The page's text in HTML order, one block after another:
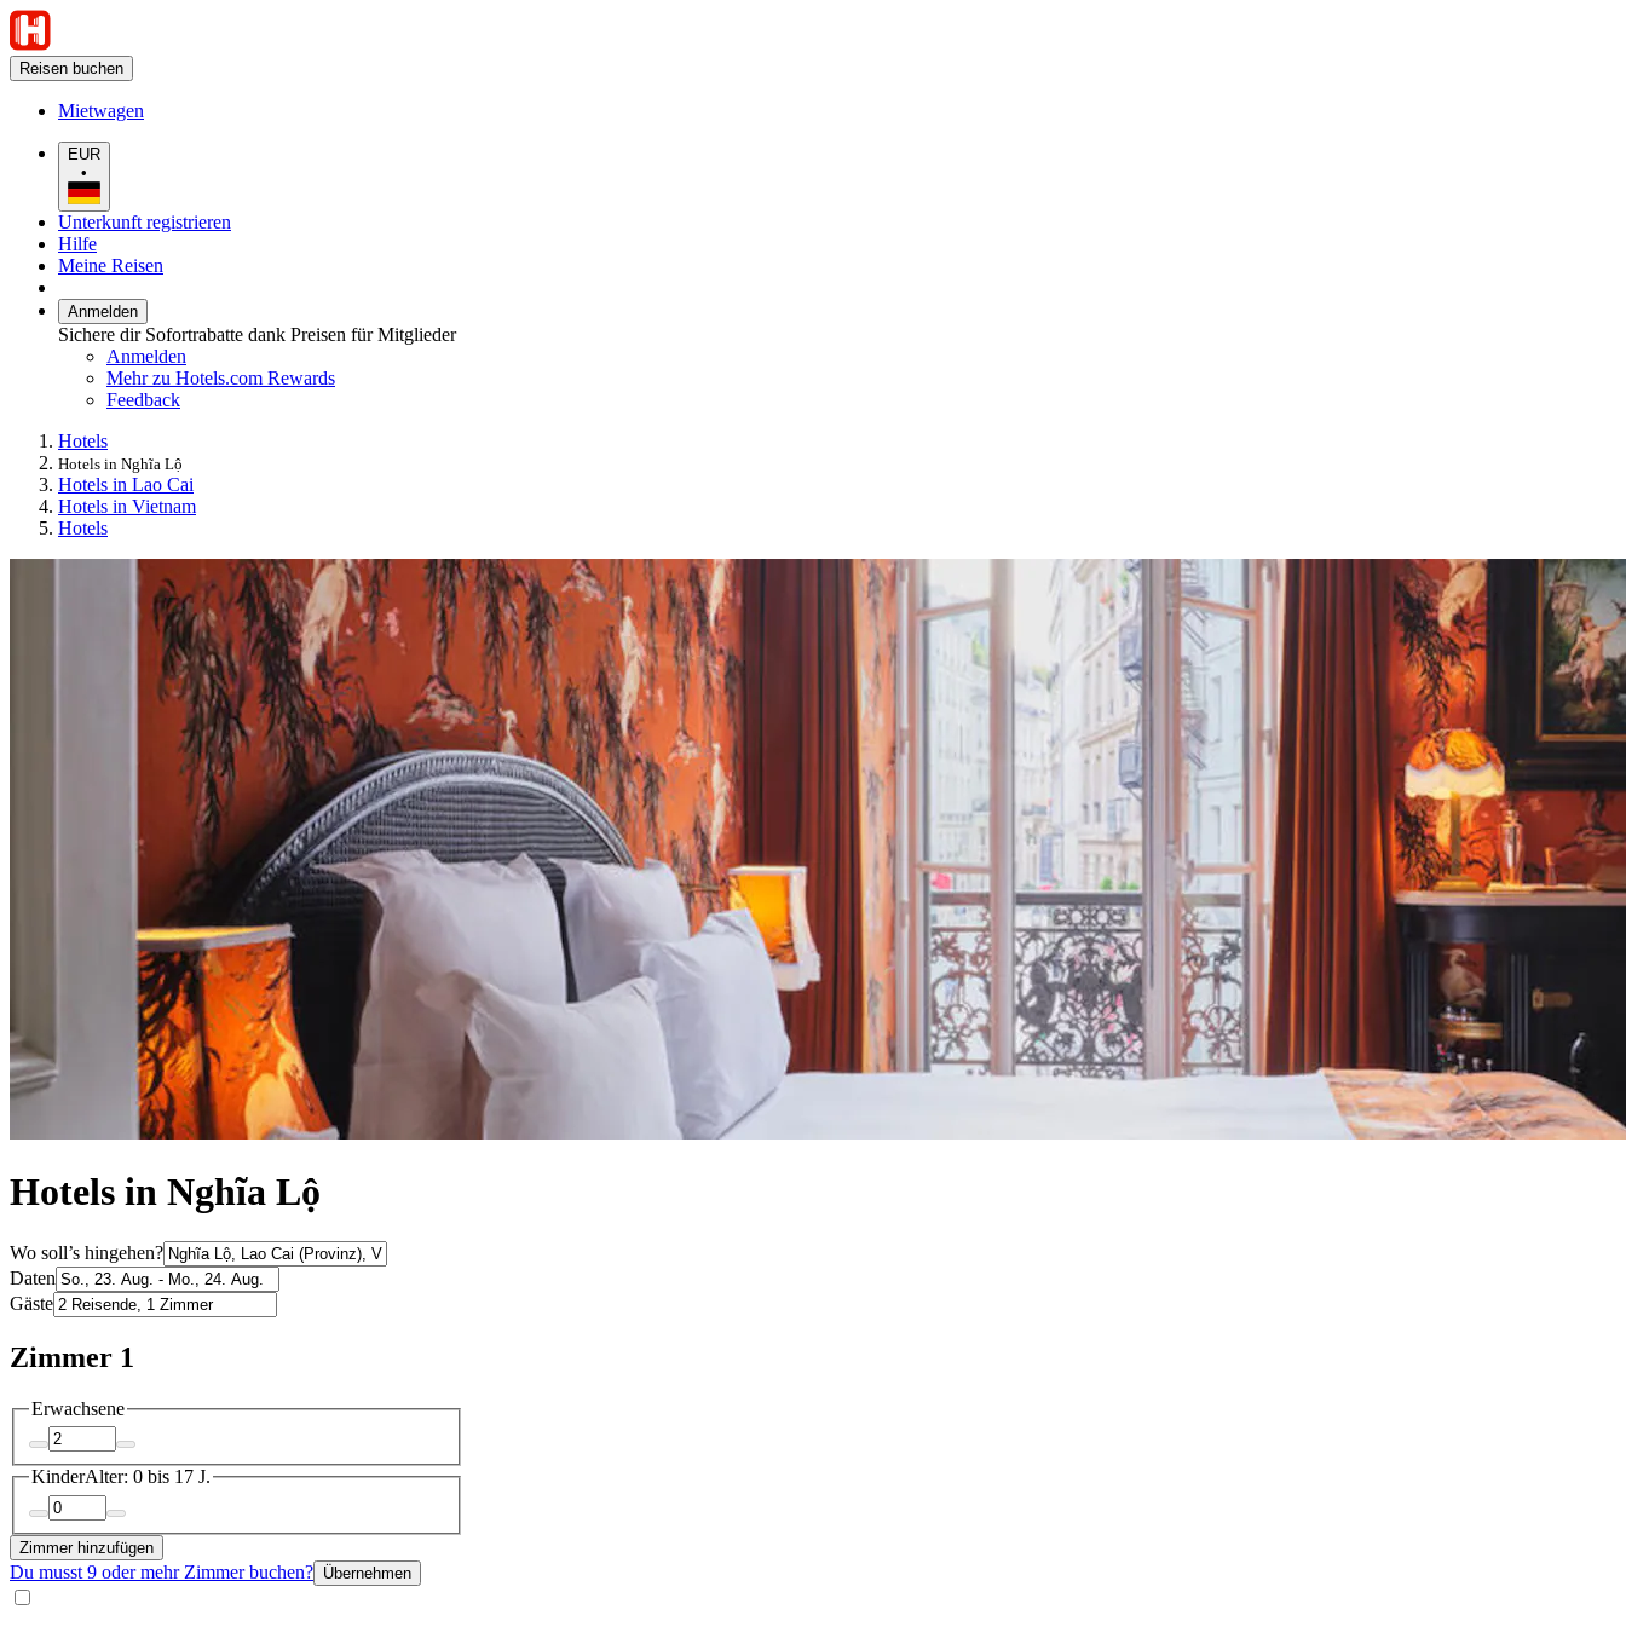
Reisen buchen
Mietwagen
EUR
•
Unterkunft registrieren
Hilfe
Meine Reisen
Anmelden
Sichere dir Sofortrabatte dank Preisen für Mitglieder
Anmelden
Mehr zu Hotels.com Rewards
Feedback
Hotels
Hotels in Nghĩa Lộ
Hotels in Lao Cai
Hotels in Vietnam
Hotels
Hotels in Nghĩa Lộ
Wo soll’s hingehen?
Daten
Gäste
Zimmer 1
Erwachsene
KinderAlter: 0 bis 17 J.
Zimmer hinzufügen
Du musst 9 oder mehr Zimmer buchen? Übernehmen